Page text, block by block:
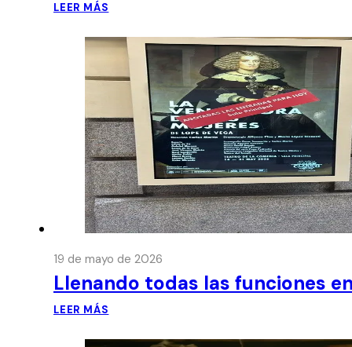
LEER MÁS
19 de mayo de 2026
Llenando todas las funciones
LEER MÁS